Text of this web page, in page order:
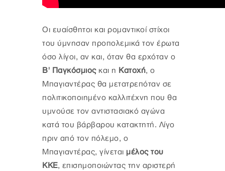
Οι ευαίσθητοι και ρομαντικοί στίχοι
του ύμνησαν προπολεμικά τον έρωτα
όσο λίγοι, αν και, όταν θα ερχόταν ο
Β' Παγκόσμιος και η Κατοχή, ο
Μπαγιαντέρας θα μετατρεπόταν σε
πολιτικοποιημένο καλλιτέχνη που θα
υμνούσε τον αντιστασιακό αγώνα
κατά του βάρβαρου κατακτητή. Λίγο
πριν από τον πόλεμο, ο
Μπαγιαντέρας, γίνεται μέλος του
ΚΚΕ, επισημοποιώντας την αριστερή